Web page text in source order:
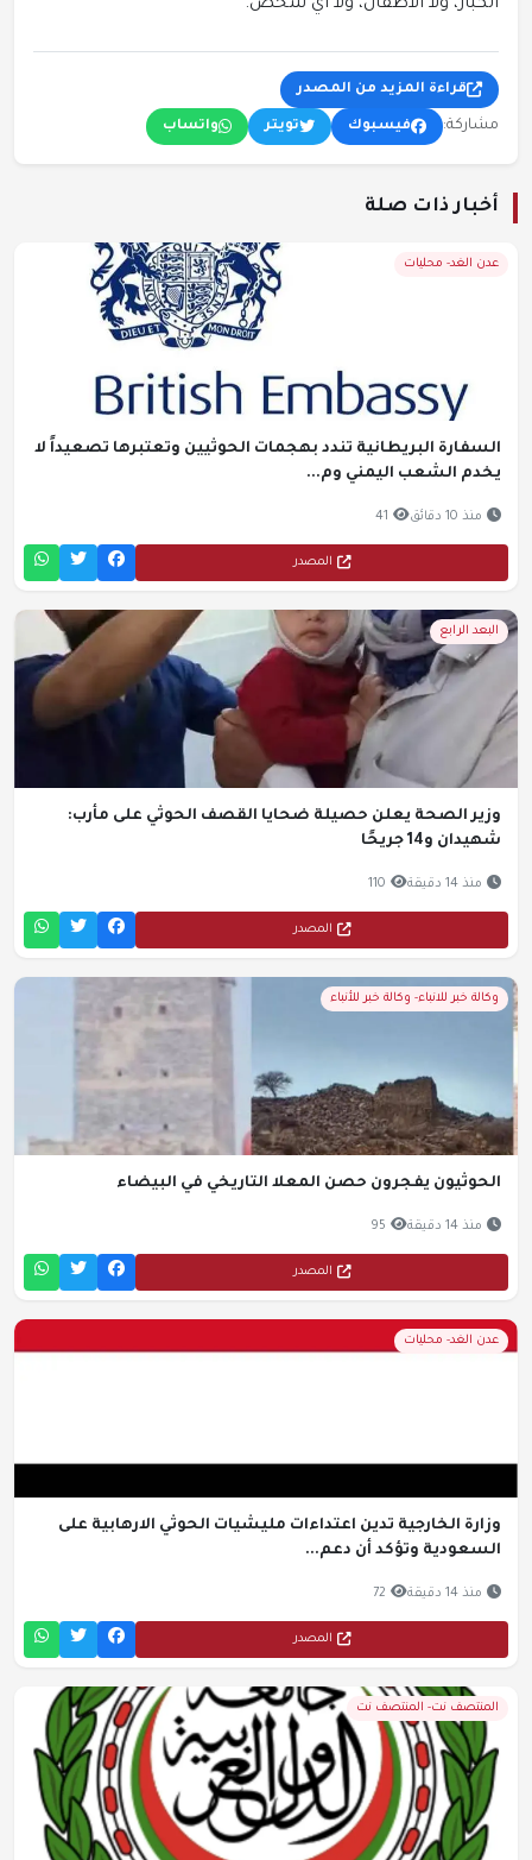
الكبار، ولا الأطفال، ولا أي شخص."
قراءة المزيد من المصدر
مشاركة: فيسبوك تويتر واتساب
أخبار ذات صلة
عدن الغد- محليات
السفارة البريطانية تندد بهجمات الحوثيين وتعتبرها تصعيداً لا
يخدم الشعب اليمني وم...
منذ 10 دقائق 41
المصدر
البعد الرابع
وزير الصحة يعلن حصيلة ضحايا القصف الحوثي على مأرب:
شهيدان و14 جريحًا
منذ 14 دقيقة 110
المصدر
وكالة خبر للانباء- وكالة خبر للأنباء
الحوثيون يفجرون حصن المعلا التاريخي في البيضاء
منذ 14 دقيقة 95
المصدر
عدن الغد- محليات
وزارة الخارجية تدين اعتداءات مليشيات الحوثي الارهابية على
السعودية وتؤكد أن دعم...
منذ 14 دقيقة 72
المصدر
المنتصف نت- المنتصف نت